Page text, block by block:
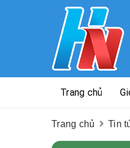
Trang chủ
Trang chủ Tin